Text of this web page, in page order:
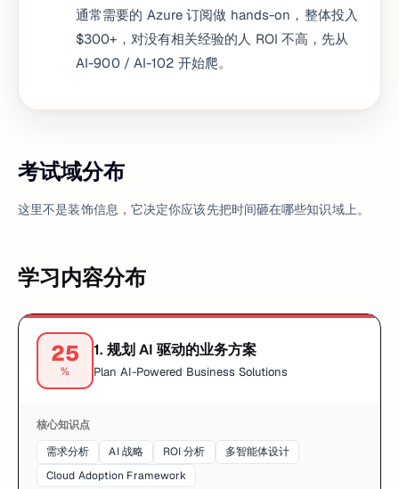
通常需要的 Azure 订阅做 hands-on，整体投入
$300+，对没有相关经验的人 ROI 不高，先从
AI-900 / AI-102 开始爬。
考试域分布
这里不是装饰信息，它决定你应该先把时间砸在哪些知识域上。
学习内容分布
25
%
1. 规划 AI 驱动的业务方案
Plan AI-Powered Business Solutions
核心知识点
需求分析
AI 战略 ROI 分析
多智能体设计
Cloud Adoption Framework